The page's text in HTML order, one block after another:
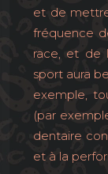
et de
fréquence
race, et de
sport aura
exemple,
(par
dentaire
et à la